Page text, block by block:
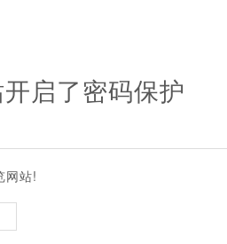
启了密码保护
网站!